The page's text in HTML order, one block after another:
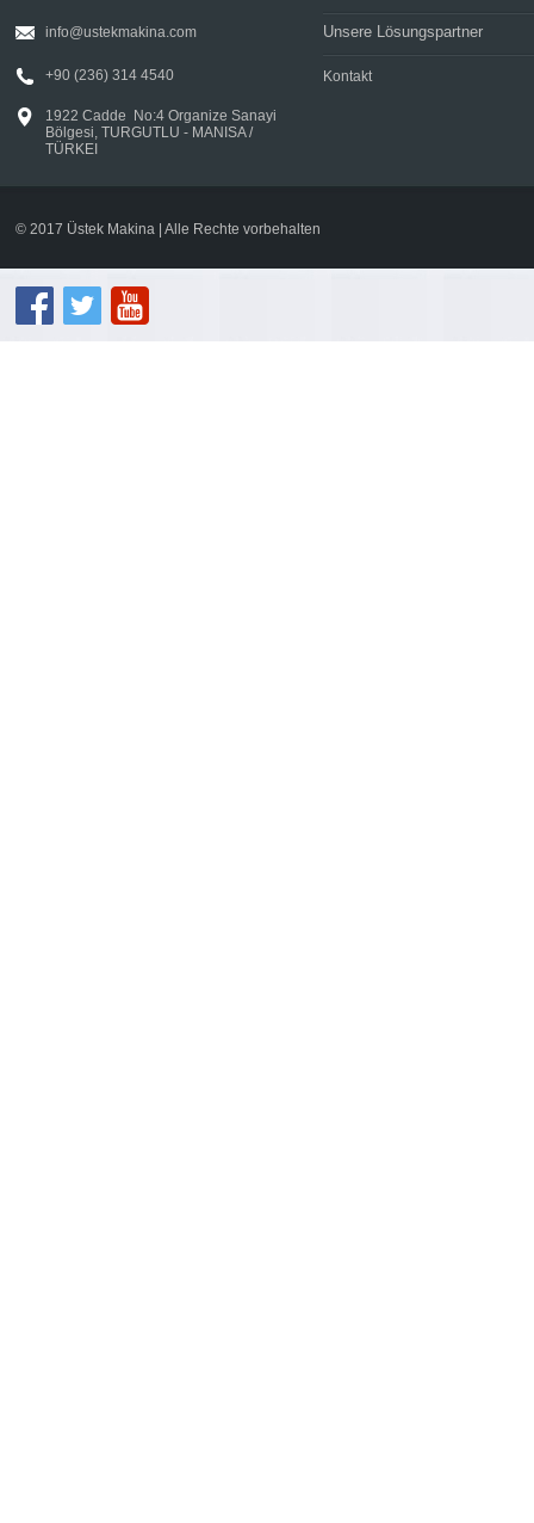
info@ustekmakina.com
+90 (236) 314 4540
1922 Cadde No:4 Organize Sanayi
Bölgesi, TURGUTLU - MANISA /
TÜRKEI
Unsere Lösungspartner
Kontakt
© 2017 Üstek Makina | Alle Rechte vorbehalten